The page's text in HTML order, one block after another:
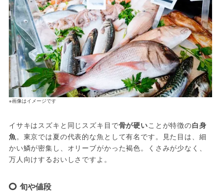
※画像はイメージです
イサキはスズキと同じスズキ目で骨が硬いことが特徴の白身
魚。東京では夏の代表的な魚として有名です。見た目は、細
かい鱗が密集し、オリーブがかった褐色。くさみが少なく、
万人向けするおいしさですよ。
旬や値段